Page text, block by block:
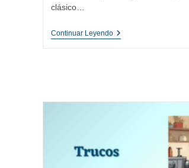
clásico…
Continuar LeyendoTela
En